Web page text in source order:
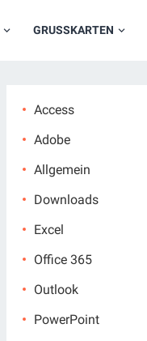
GRUSSKARTEN
Access
Adobe
Allgemein
Downloads
Excel
Office 365
Outlook
PowerPoint